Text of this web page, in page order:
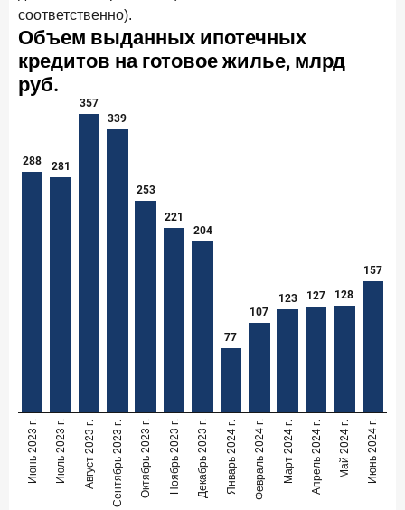
соответственно).